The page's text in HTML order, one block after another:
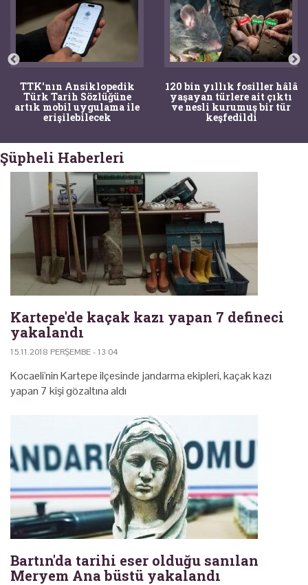
TTK'nın Ansiklopedik
Türk Tarih Sözlüğüne
artık mobil uygulama ile
erişilebilecek
120 bin yıllık fosiller hâlâ
yaşayan türlere ait çıktı
ve nesli kurumuş bir tür
keşfedildi
Şüpheli Haberleri
Kartepe'de kaçak kazı yapan 7 defineci
yakalandı
15.11.2018 PERŞEMBE - 13:04
Kocaeli'nin Kartepe ilçesinde jandarma ekipleri, kaçak kazı
yapan 7 kişi gözaltına aldı
Bartın'da tarihi eser olduğu sanılan
Meryem Ana büstü yakalandı